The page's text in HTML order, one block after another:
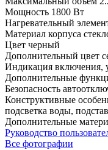
Мощность 1800 Вт
Нагревательный
Материал корпуса
Цвет черный
Дополнительный цвет
Индикация включения,
Дополнительные
Безопасность
Конструктивные
подсветка воды,
Дополнительные
Руководство
Все фотографии